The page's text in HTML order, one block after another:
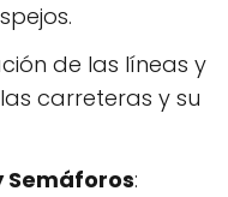
de las líneas y
carreteras y su
Semáforos: